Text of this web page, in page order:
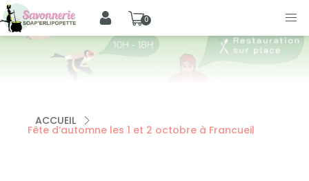
0
ACCUEIL
Fête d’automne les 1 et 2 octobre à Francueil